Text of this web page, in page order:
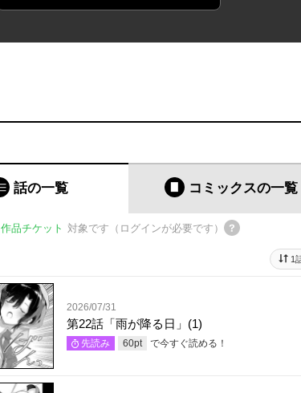
話の一覧 コミックスの一覧
作品チケット 対象です（ログインが必要です）
1
2026/07/31
第22話「雨が降る日」(1)
先読み 60pt で今すぐ読める！